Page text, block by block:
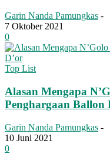
Garin Nanda Pamungkas -
7 Oktober 2021
0
Top List
Alasan Mengapa
Penghargaan Ballon
Garin Nanda Pamungkas -
10 Juni 2021
0